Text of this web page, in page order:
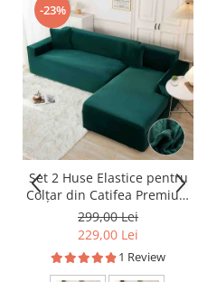
-23%
Set 2 Huse Elastice pentru
Colțar din Catifea Premium
– M+L
299,00 Lei
229,00 Lei
1 Review